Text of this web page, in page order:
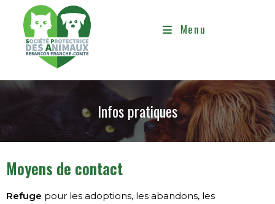
Menu
Infos pratiques
Moyens de contact
Refuge pour les adoptions, les abandons, les